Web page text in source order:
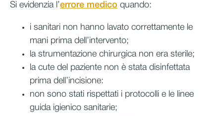
Si evidenzia l’errore medico quando:
i sanitari non hanno lavato correttamente le
mani prima dell’intervento;
la strumentazione chirurgica non era sterile;
la cute del paziente non è stata disinfettata
prima dell’incisione:
non sono stati rispettati i protocolli e le linee
guida igienico sanitarie;